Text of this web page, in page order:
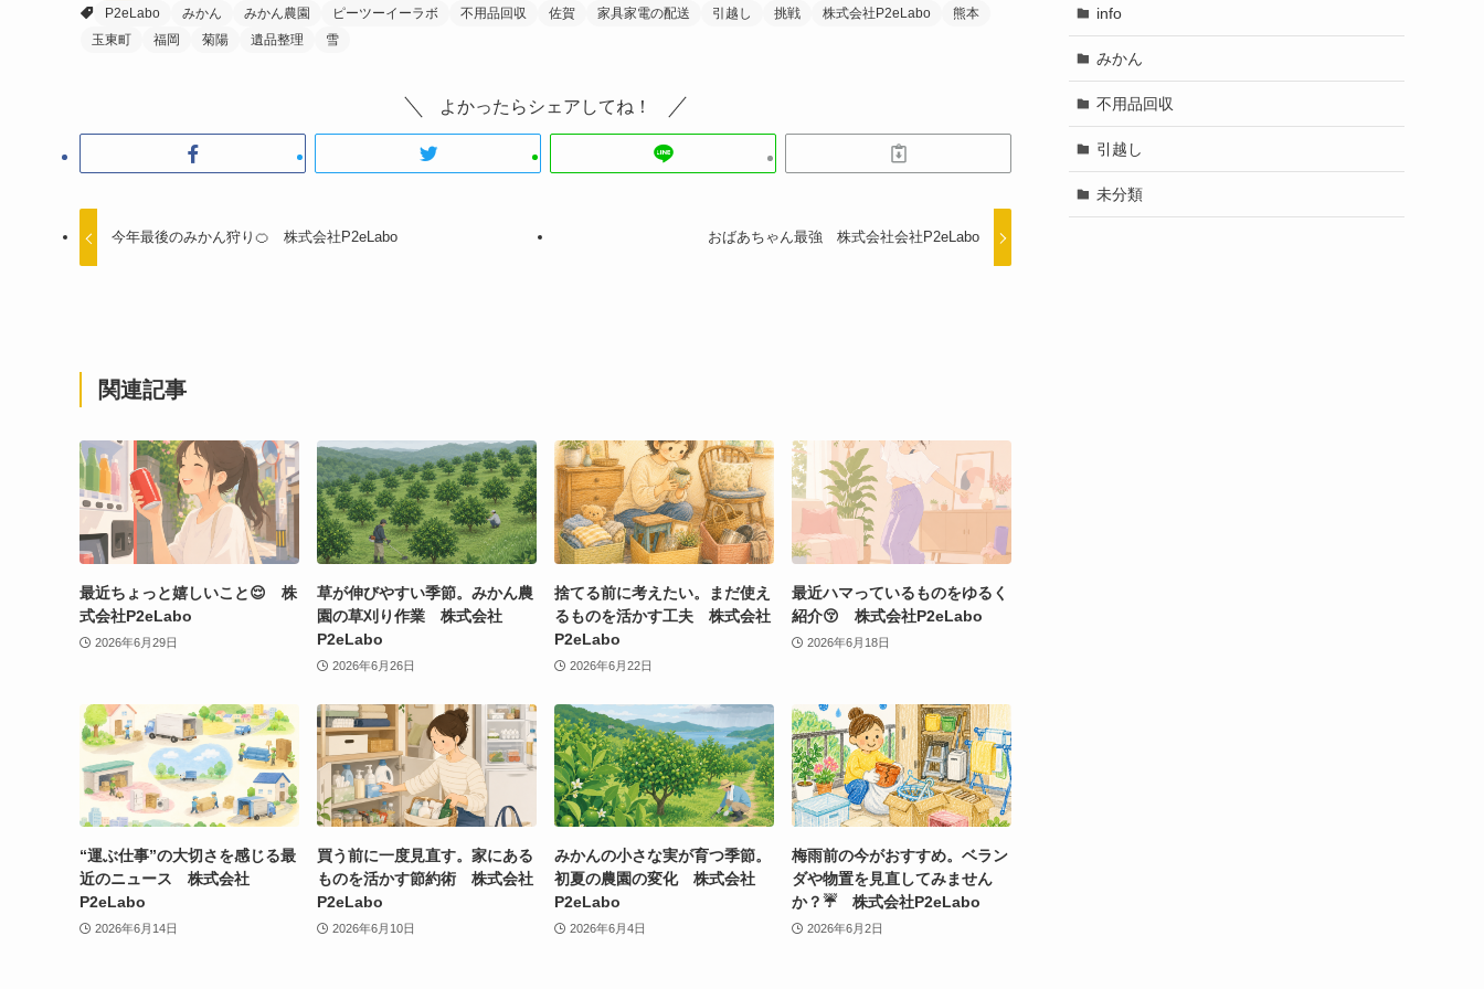
P2eLabo
みかん みかん農園 ピーツーイーラボ 不用品回収 佐賀 家具家電の配送 引越し 挑戦 株式会社P2eLabo
熊本
玉東町
福岡 菊陽 遺品整理 雪
よかったらシェアしてね！
今年最後のみかん狩り🍊 株式会社P2eLabo おばあちゃん最強 株式会社会社P2eLabo
関連記事
最近ちょっと嬉しいこと😌 株
式会社P2eLabo
2026年6月29日
草が伸びやすい季節。みかん農
園の草刈り作業 株式会社
P2eLabo
2026年6月26日
捨てる前に考えたい。まだ使え
るものを活かす工夫 株式会社
P2eLabo
2026年6月22日
最近ハマっているものをゆるく
紹介😚 株式会社P2eLabo
2026年6月18日
“運ぶ仕事”の大切さを感じる最
近のニュース 株式会社
P2eLabo
2026年6月14日
買う前に一度見直す。家にある
ものを活かす節約術 株式会社
P2eLabo
2026年6月10日
みかんの小さな実が育つ季節。
初夏の農園の変化 株式会社
P2eLabo
2026年6月4日
梅雨前の今がおすすめ。ベラン
ダや物置を見直してみません
か？☔ 株式会社P2eLabo
2026年6月2日
info
みかん
不用品回収
引越し
未分類